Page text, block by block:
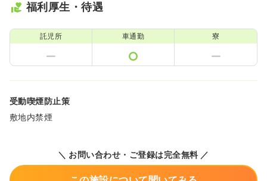
福利厚生・待遇
託児所 車通勤 寮
受動喫煙防止策
敷地内禁煙
＼ お問い合わせ・ご登録は完全無料 ／